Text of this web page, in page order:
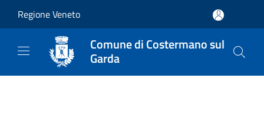
Regione Veneto
Comune di Costermano sul
Garda